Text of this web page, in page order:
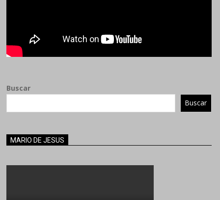
Buscar
Buscar
MARIO DE JESUS